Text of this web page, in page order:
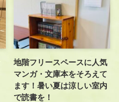
地階フリースペースに人気
マンガ・文庫本をそろえて
ます！暑い夏は涼しい室内
で読書を！